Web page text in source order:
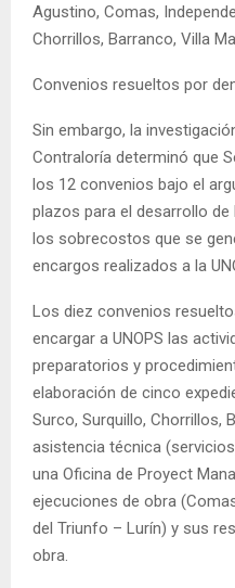
Agustino, Comas,
Chorrillos, Barranco, Villa
Convenios resueltos por
Sin embargo, la
Contraloría determinó que
los 12 convenios bajo el
plazos para el desarrollo
los sobrecostos que se
encargos realizados a la
Los diez convenios
encargar a UNOPS las
preparatorios y
elaboración de cinco
Surco, Surquillo, Chorrillos,
asistencia técnica
una Oficina de Proyect
ejecuciones de obra
del Triunfo – Lurín) y sus
obra.